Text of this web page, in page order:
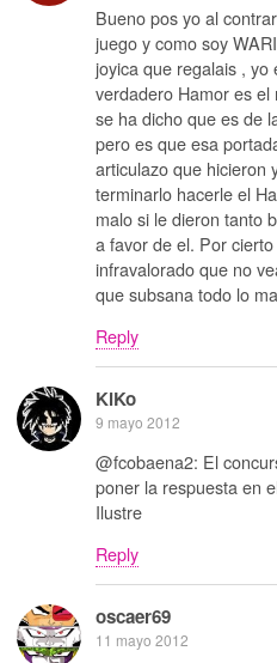
Bueno pos yo al
juego y como soy
joyica que regalais , yo
verdadero Hamor es
se ha dicho que es de
pero es que esa
articulazo que hicieron
terminarlo hacerle el
malo si le dieron tanto
a favor de el. Por
infravalorado que no
que subsana todo lo
Reply
KiKo
9 mayo 2012
@fcobaena2: El
poner la respuesta en
Ilustre
Reply
oscaer69
11 mayo 2012